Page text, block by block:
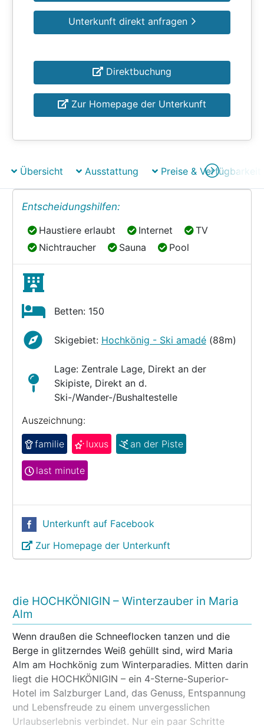
Unterkunft direkt anfragen
Direktbuchung
Zur Homepage der Unterkunft
Übersicht Ausstattung Preise & Verfügbarkeit
Entscheidungshilfen:
Haustiere erlaubt
Haustiere erlaubt Internet
Internet TV
TV
Nichtraucher
Nichtraucher Sauna
Sauna Pool
Pool
Betten: 150
Skigebiet: Hochkönig - Ski amadé(88m)
Lage: Zentrale Lage, Direkt an der
Skipiste, Direkt an d.
Ski-/Wander-/Bushaltestelle
Auszeichnung:
familie
luxus an der Piste
last minute
Unterkunft auf Facebook
Zur Homepage der Unterkunft
die HOCHKÖNIGIN – Winterzauber in Maria
Alm
Wenn draußen die Schneeflocken tanzen und die
Berge in glitzerndes Weiß gehüllt sind, wird Maria
Alm am Hochkönig zum Winterparadies. Mitten darin
liegt die HOCHKÖNIGIN – ein 4-Sterne-Superior-
Hotel im Salzburger Land, das Genuss, Entspannung
und Lebensfreude zu einem unvergesslichen
Urlaubserlebnis verbindet. Nur ein paar Schritte